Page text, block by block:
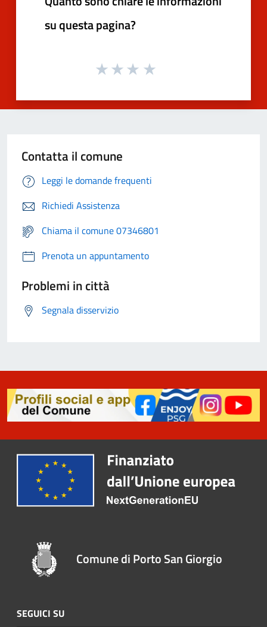
su questa pagina?
Contatta il comune
Leggi le domande frequenti
Richiedi Assistenza
Chiama il comune 07346801
Prenota un appuntamento
Problemi in città
Segnala disservizio
Comune di Porto San Giorgio
SEGUICI SU